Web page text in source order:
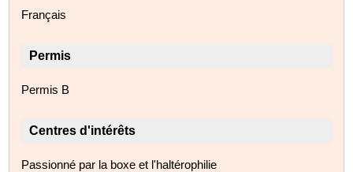
Français
Permis
Permis B
Centres d'intérêts
Passionné par la boxe et l'haltérophilie